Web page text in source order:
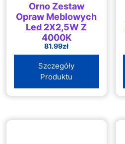
Orno Zestaw
Opraw Meblowych
Led 2X2,5W Z
4000K
Bezdotykowym
Wyłącznikiem
Orae13118
81.99zł
Szczegóły
Produktu